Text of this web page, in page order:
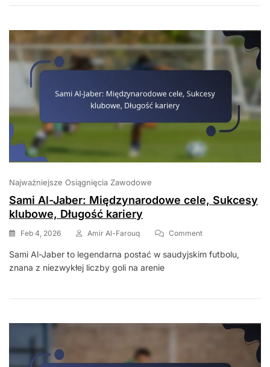
Kluczowe
Uznanie
Najważniejsze Osiągnięcia Zawodowe
Sami Al-Jaber: Międzynarodowe cele, Sukcesy
klubowe, Długość kariery
Feb 4, 2026 Amir Al-Farouq CommentOn
Al-
Sukcesy
Długość
Sami Al-Jaber to legendarna postać w saudyjskim futbolu,
znana z niezwykłej liczby goli na arenie